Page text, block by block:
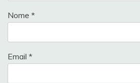
Nome *
Email *